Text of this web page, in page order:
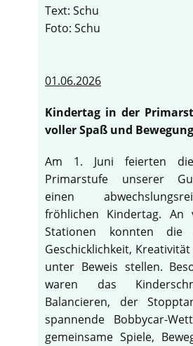
Text: Schu
Foto: Schu
01.06.2026
Kindertag in der
voller Spaß und Bewegung
Am 1. Juni feierten
Primarstufe unserer
einen
fröhlichen Kindertag. An
Stationen konnten die
Geschicklichkeit,
unter Beweis stellen.
waren das
Balancieren, der
spannende Bobbycar-
gemeinsame Spiele,